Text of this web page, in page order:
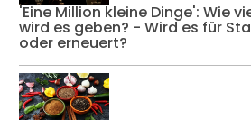
'Eine Million kleine Dinge': Wie
wird es geben? - Wird es für
oder erneuert?